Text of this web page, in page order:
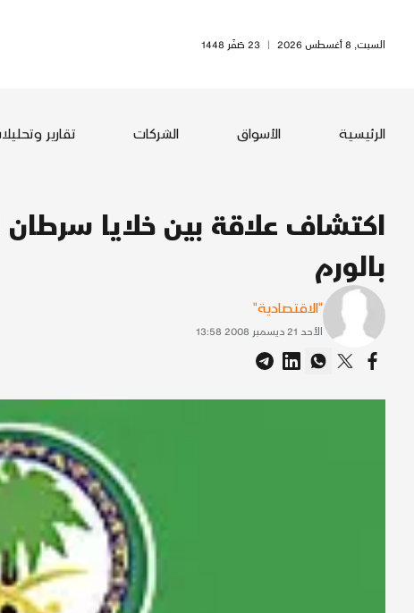
السبت, 8 أغسطس 2026 | 23 صَفَر 1448
الرئيسية الأسواق الشركات تقارير
اكتشاف علاقة بين خلايا سرطان
بالورم
"الاقتصادية"
الأحد 21 ديسمبر 2008 13:58